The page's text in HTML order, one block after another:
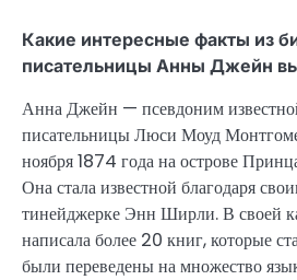
Какие интересные факты из
писательницы Анны Джейн
Анна Джейн — псевдоним
писательницы Люси Моуд
ноября 1874 года на острове
Она стала известной благодаря
тинейджерке Энн Ширли. В своей
написала более 20 книг, которые
были переведены на множество